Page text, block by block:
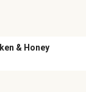
& Honey